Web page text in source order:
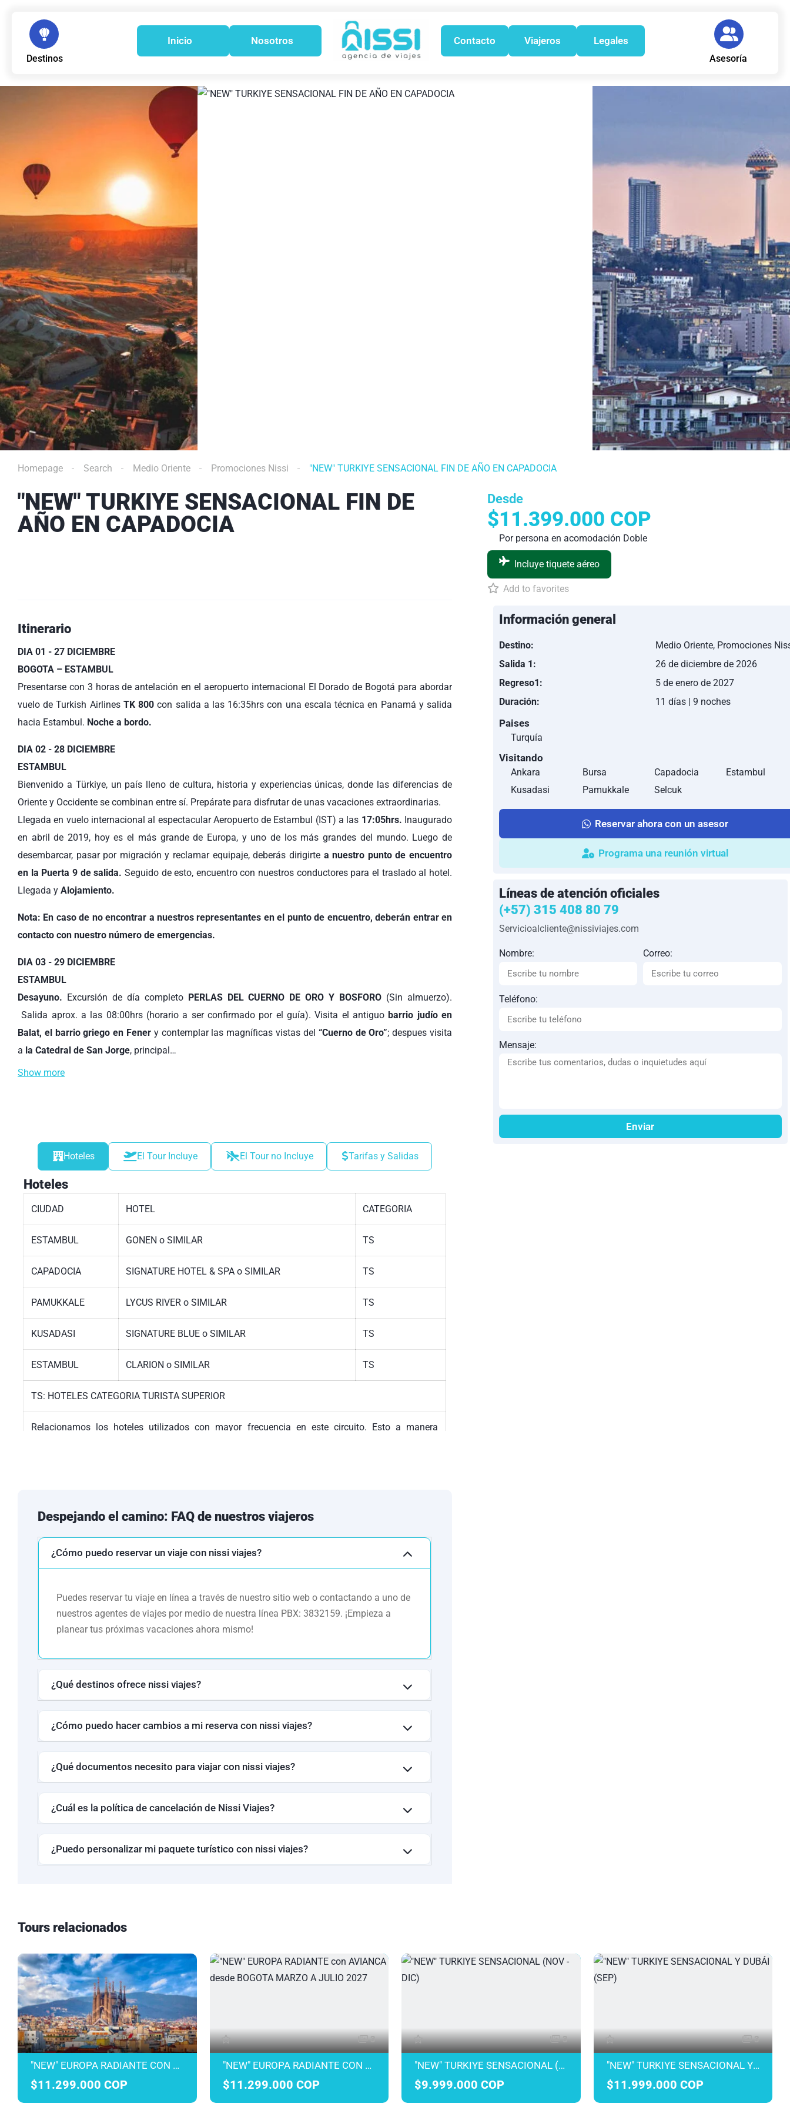
Destinos
Inicio Nosotros Contacto Viajeros Legales
Asesoría
Homepage Search Medio Oriente Promociones Nissi "NEW" TURKIYE SENSACIONAL FIN DE AÑO EN CAPADOCIA
"NEW" TURKIYE SENSACIONAL FIN DE
AÑO EN CAPADOCIA
Desde
$11.399.000 COP
Por persona en acomodación Doble
Incluye tiquete aéreo
Add to favorites
Itinerario
DIA 01 - 27 DICIEMBRE
BOGOTA – ESTAMBUL
Presentarse con 3 horas de antelación en el aeropuerto internacional El Dorado de Bogotá para abordar
vuelo de Turkish Airlines TK 800con salida a las 16:35hrs con una escala técnica en Panamá y salida
hacia Estambul. Noche a bordo.
DIA 02 - 28 DICIEMBRE
ESTAMBUL
Bienvenido a Türkiye, un país lleno de cultura, historia y experiencias únicas, donde las diferencias de
Oriente y Occidente se combinan entre sí. Prepárate para disfrutar de unas vacaciones extraordinarias.
Llegada en vuelo internacional al espectacular Aeropuerto de Estambul (IST) a las 17:05hrs. Inaugurado
en abril de 2019, hoy es el más grande de Europa, y uno de los más grandes del mundo. Luego de
desembarcar, pasar por migración y reclamar equipaje, deberás dirigirte a nuestro punto de encuentro
en la Puerta 9 de salida. Seguido de esto, encuentro con nuestros conductores para el traslado al hotel.
Llegada y Alojamiento.
Nota: En caso de no encontrar a nuestros representantes en el punto de encuentro, deberán entrar en
contacto con nuestro número de emergencias.
DIA 03 - 29 DICIEMBRE
ESTAMBUL
Desayuno. Excursión de día completo PERLAS DEL CUERNO DE ORO Y BOSFORO (Sin almuerzo).
Salida aprox. a las 08:00hrs (horario a ser confirmado por el guía). Visita el antiguobarrio judío en
Balat, el barrio griego en Fener y contemplar las magníficas vistas del “Cuerno de Oro”; despues visita
a la Catedral de San Jorge, principal…
Show more
Hoteles El Tour Incluye El Tour no Incluye Tarifas y Salidas
Hoteles
CIUDAD HOTEL CATEGORIA
ESTAMBUL GONEN o SIMILAR TS
CAPADOCIA SIGNATURE HOTEL & SPA o SIMILAR TS
PAMUKKALE LYCUS RIVER o SIMILAR TS
KUSADASI SIGNATURE BLUE o SIMILAR TS
ESTAMBUL CLARION o SIMILAR TS
TS: HOTELES CATEGORIA TURISTA SUPERIOR
Relacionamos los hoteles utilizados con mayor frecuencia en este circuito. Esto a manera
Despejando el camino: FAQ de nuestros viajeros
¿Cómo puedo reservar un viaje con nissi viajes?
Puedes reservar tu viaje en línea a través de nuestro sitio web o contactando a uno de
nuestros agentes de viajes por medio de nuestra línea PBX: 3832159. ¡Empieza a
planear tus próximas vacaciones ahora mismo!
¿Qué destinos ofrece nissi viajes?
¿Cómo puedo hacer cambios a mi reserva con nissi viajes?
¿Qué documentos necesito para viajar con nissi viajes?
¿Cuál es la política de cancelación de Nissi Viajes?
¿Puedo personalizar mi paquete turístico con nissi viajes?
Información general
Destino:
Medio Oriente, Promociones
Salida 1:
26 de diciembre de 2026
Regreso1:
5 de enero de 2027
Duración:
11 días | 9 noches
Paises
Turquía
Visitando
Ankara Bursa Capadocia
Estambul
Kusadasi
Pamukkale Selcuk
Reservar ahora con un asesor
Programa una reunión virtual
Líneas de atención oficiales
(+57) 315 408 80 79
Servicioalcliente@nissiviajes.com
Nombre: Correo:
Teléfono:
Mensaje:
Enviar
Tours relacionados
3
"NEW" EUROPA RADIANTE CON AVIANCA DESDE MEDELLÍN MARZO A JULIO 2027
$11.299.000 COP
3
"NEW" EUROPA RADIANTE CON AVIANCA DESDE BOGOTA MARZO A JULIO 2027
$11.299.000 COP
3
"NEW" TURKIYE SENSACIONAL (NOV - DIC)
$9.999.000 COP
3
"NEW" TURKIYE SENSACIONAL Y DUBÁI (SEP)
$11.999.000 COP